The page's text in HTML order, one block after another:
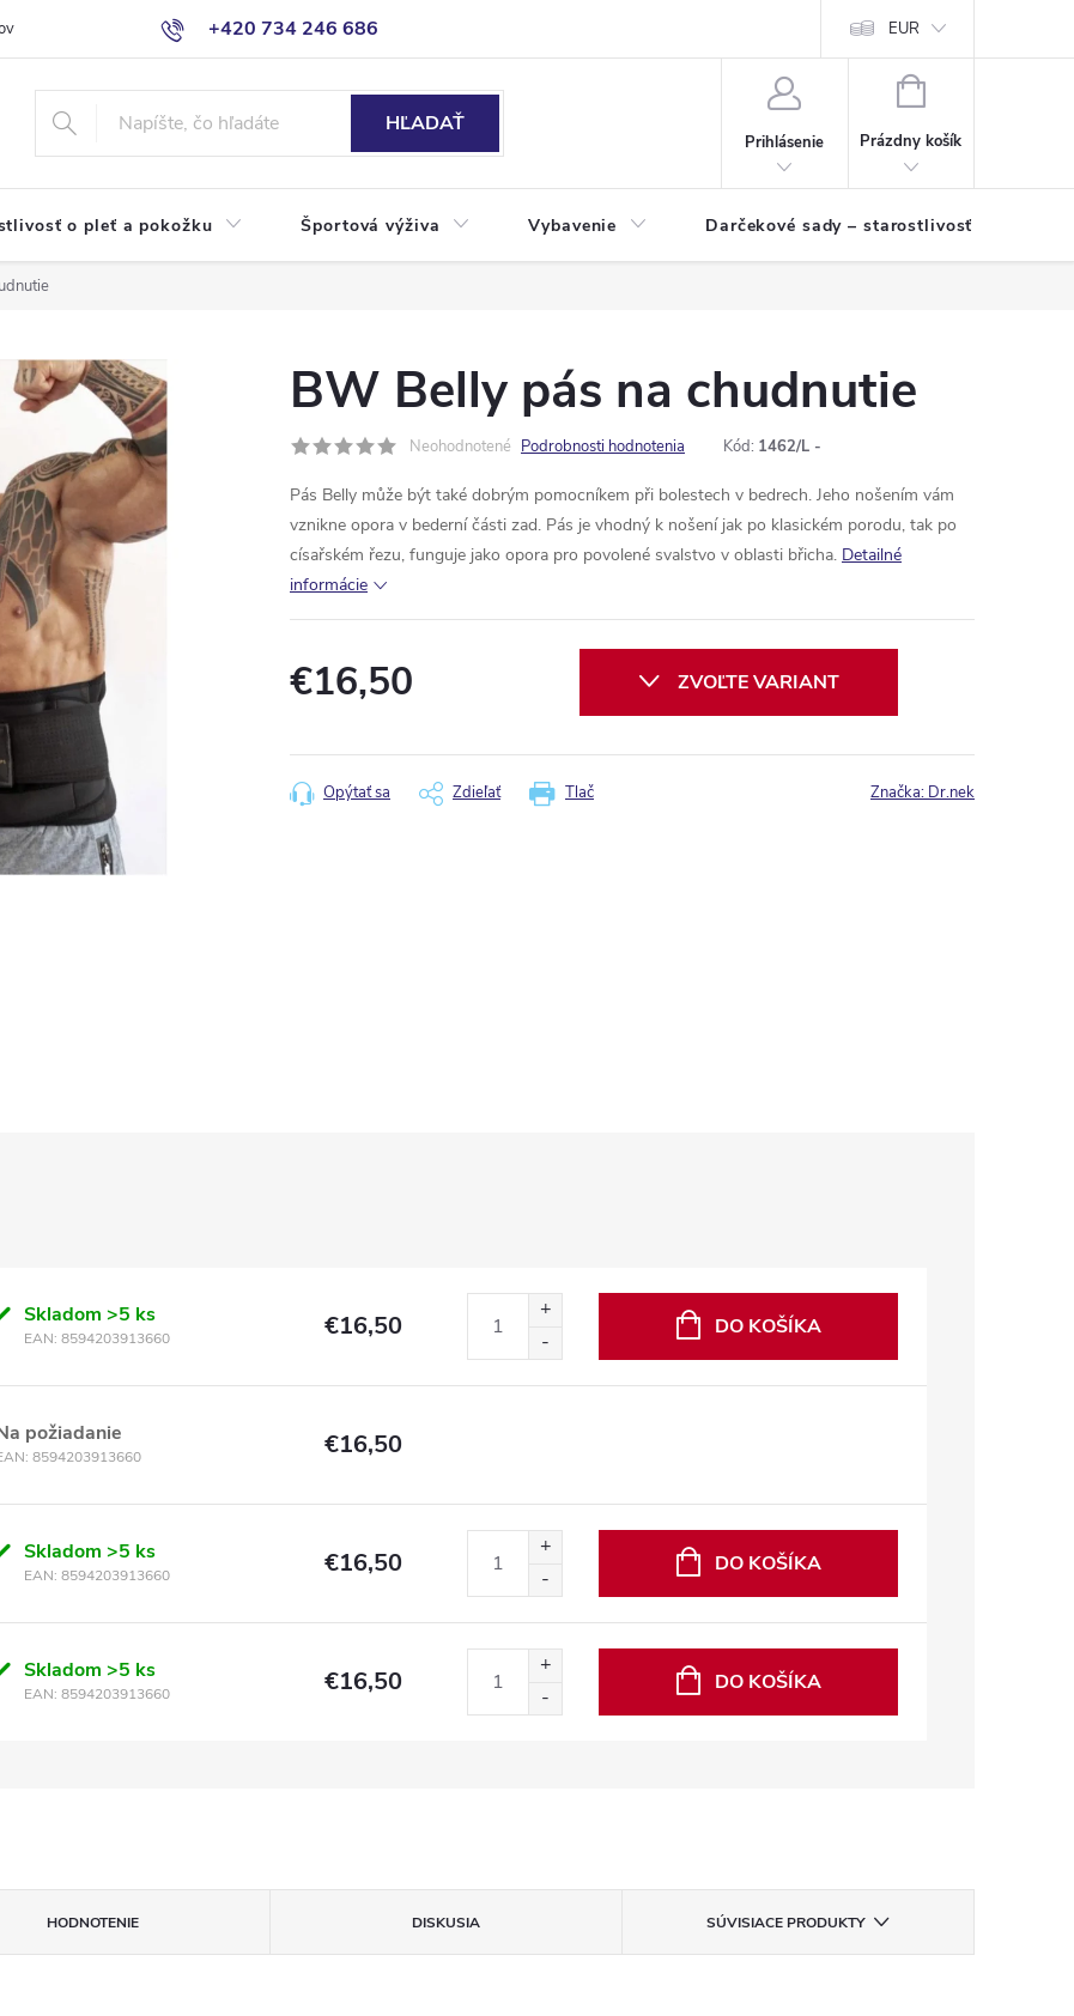
+420 734 246 686 EUR
HĽADAŤ
Prihlásenie
NÁKUPNÝ
Prázdny košík
o pleť a pokožku Športová výživa Vybavenie Darčekové sady – starostlivosť o pleť a
BW Belly pás na chudnutie
Neohodnotené Podrobnosti hodnotenia Kód: 1462/L -
Pás Belly může být také dobrým pomocníkem při bolestech v bedrech. Jeho nošením vám
vznikne opora v bederní části zad. Pás je vhodný k nošení jak po klasickém porodu, tak po
císařském řezu, funguje jako opora pro povolené svalstvo v oblasti břicha. Detailné
informácie
€16,50 ZVOĽTE VARIANT
Tlač
Opýtať sa Zdieľať Značka: Dr.nek
Skladom>5 ks
EAN: 8594203913660 €16,50 DO KOŠÍKA
požiadanie
8594203913660 €16,50
Skladom>5 ks
EAN: 8594203913660 €16,50 DO KOŠÍKA
Skladom>5 ks
EAN: 8594203913660 €16,50 DO KOŠÍKA
HODNOTENIE DISKUSIA SÚVISIACE PRODUKTY